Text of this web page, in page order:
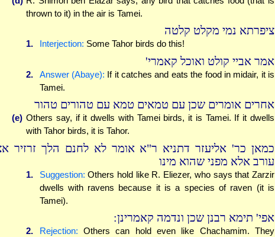
thrown to it) in the air is Tamei.
ציפרתא נמי מקלט קלטה
1. Interjection: Some Tahor birds do this!
אמר אביי קולט ואוכל קאמרי'
2. Answer (Abaye): If it catches and eats the food in midair, it is
Tamei.
אחרים אומרים שכן עם טמאים טמא עם טהורים טהור
(e) Others say, if it dwells with Tamei birds, it is Tamei. If it dwells
with Tahor birds, it is Tahor.
כמאן כר' אליעזר דתניא ר"א אומר לא לחנם הלך זרזיר
עורב אלא מפני שהוא מינו
1. Suggestion: Others hold like R. Eliezer, who says that Zarzir
dwells with ravens because it is a species of raven (it is
Tamei).
אפי' תימא רבנן שכן ונדמה קאמרינן:
2. Rejection: Others can hold even like Chachamim. They